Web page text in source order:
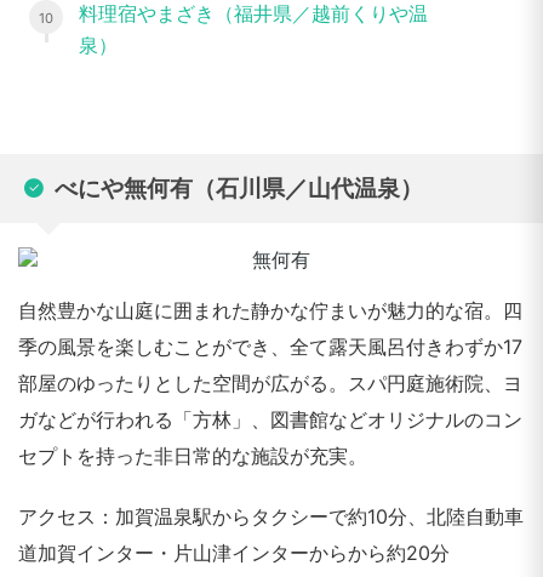
料理宿やまざき（福井県／越前くりや温
泉）
べにや無何有（石川県／山代温泉）
自然豊かな山庭に囲まれた静かな佇まいが魅力的な宿。四
季の風景を楽しむことができ、全て露天風呂付きわずか17
部屋のゆったりとした空間が広がる。スパ円庭施術院、ヨ
ガなどが行われる「方林」、図書館などオリジナルのコン
セプトを持った非日常的な施設が充実。
アクセス：加賀温泉駅からタクシーで約10分、北陸自動車
道加賀インター・片山津インターからから約20分